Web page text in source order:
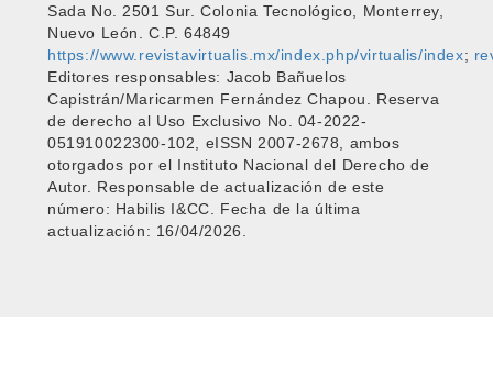
Sada No. 2501 Sur. Colonia Tecnológico, Monterrey,
Nuevo León. C.P. 64849
https://www.revistavirtualis.mx/index.php/virtualis/index;
Editores responsables: Jacob Bañuelos
Capistrán/Maricarmen Fernández Chapou. Reserva
de derecho al Uso Exclusivo No. 04-2022-
051910022300-102, eISSN 2007-2678, ambos
otorgados por el Instituto Nacional del Derecho de
Autor. Responsable de actualización de este
número: Habilis I&CC. Fecha de la última
actualización: 16/04/2026.